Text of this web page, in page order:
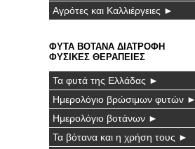
Αγρότες και Καλλιέργειες ►
ΦΥΤΑ ΒΟΤΑΝΑ ΔΙΑΤΡΟΦΗ
ΦΥΣΙΚΕΣ ΘΕΡΑΠΕΙΕΣ
Τα φυτά της Ελλάδας ►
Ημερολόγιο βρώσιμων φυτών ►
Ημερολόγιο βοτάνων ►
Τα βότανα και η χρήση τους ►